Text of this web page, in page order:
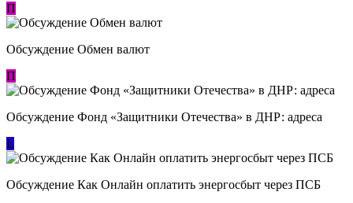
П
Обсуждение Обмен валют
П
Обсуждение Фонд «Защитники Отечества» в ДНР: адреса
L
Обсуждение ​Как Онлайн оплатить энергосбыт через ПСБ